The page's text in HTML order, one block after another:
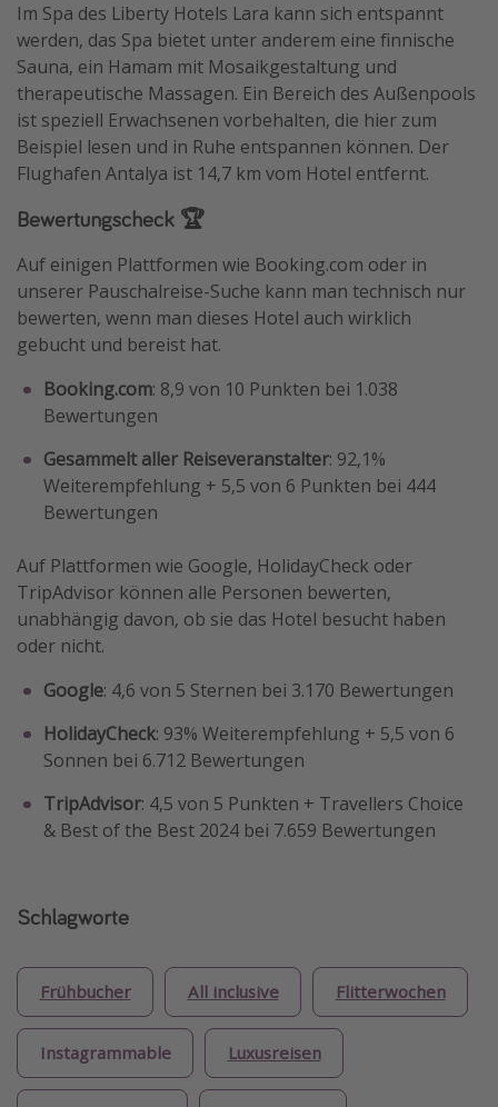
Im Spa des Liberty Hotels Lara kann sich entspannt
werden, das Spa bietet unter anderem eine finnische
Sauna, ein Hamam mit Mosaikgestaltung und
therapeutische Massagen. Ein Bereich des Außenpools
ist speziell Erwachsenen vorbehalten, die hier zum
Beispiel lesen und in Ruhe entspannen können. Der
Flughafen Antalya ist 14,7 km vom Hotel entfernt.
Bewertungscheck 🏆
Auf einigen Plattformen wie Booking.com oder in
unserer Pauschalreise-Suche kann man technisch nur
bewerten, wenn man dieses Hotel auch wirklich
gebucht und bereist hat.
Booking.com: 8,9 von 10 Punkten bei 1.038
Bewertungen
Gesammelt aller Reiseveranstalter: 92,1%
Weiterempfehlung + 5,5 von 6 Punkten bei 444
Bewertungen
Auf Plattformen wie Google, HolidayCheck oder
TripAdvisor können alle Personen bewerten,
unabhängig davon, ob sie das Hotel besucht haben
oder nicht.
Google: 4,6 von 5 Sternen bei 3.170 Bewertungen
HolidayCheck: 93% Weiterempfehlung + 5,5 von 6
Sonnen bei 6.712 Bewertungen
TripAdvisor: 4,5 von 5 Punkten + Travellers Choice
& Best of the Best 2024 bei 7.659 Bewertungen
Schlagworte
Frühbucher All inclusive Flitterwochen
Instagrammable Luxusreisen